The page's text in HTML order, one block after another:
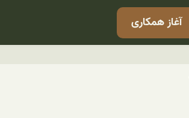
آغاز همکاری